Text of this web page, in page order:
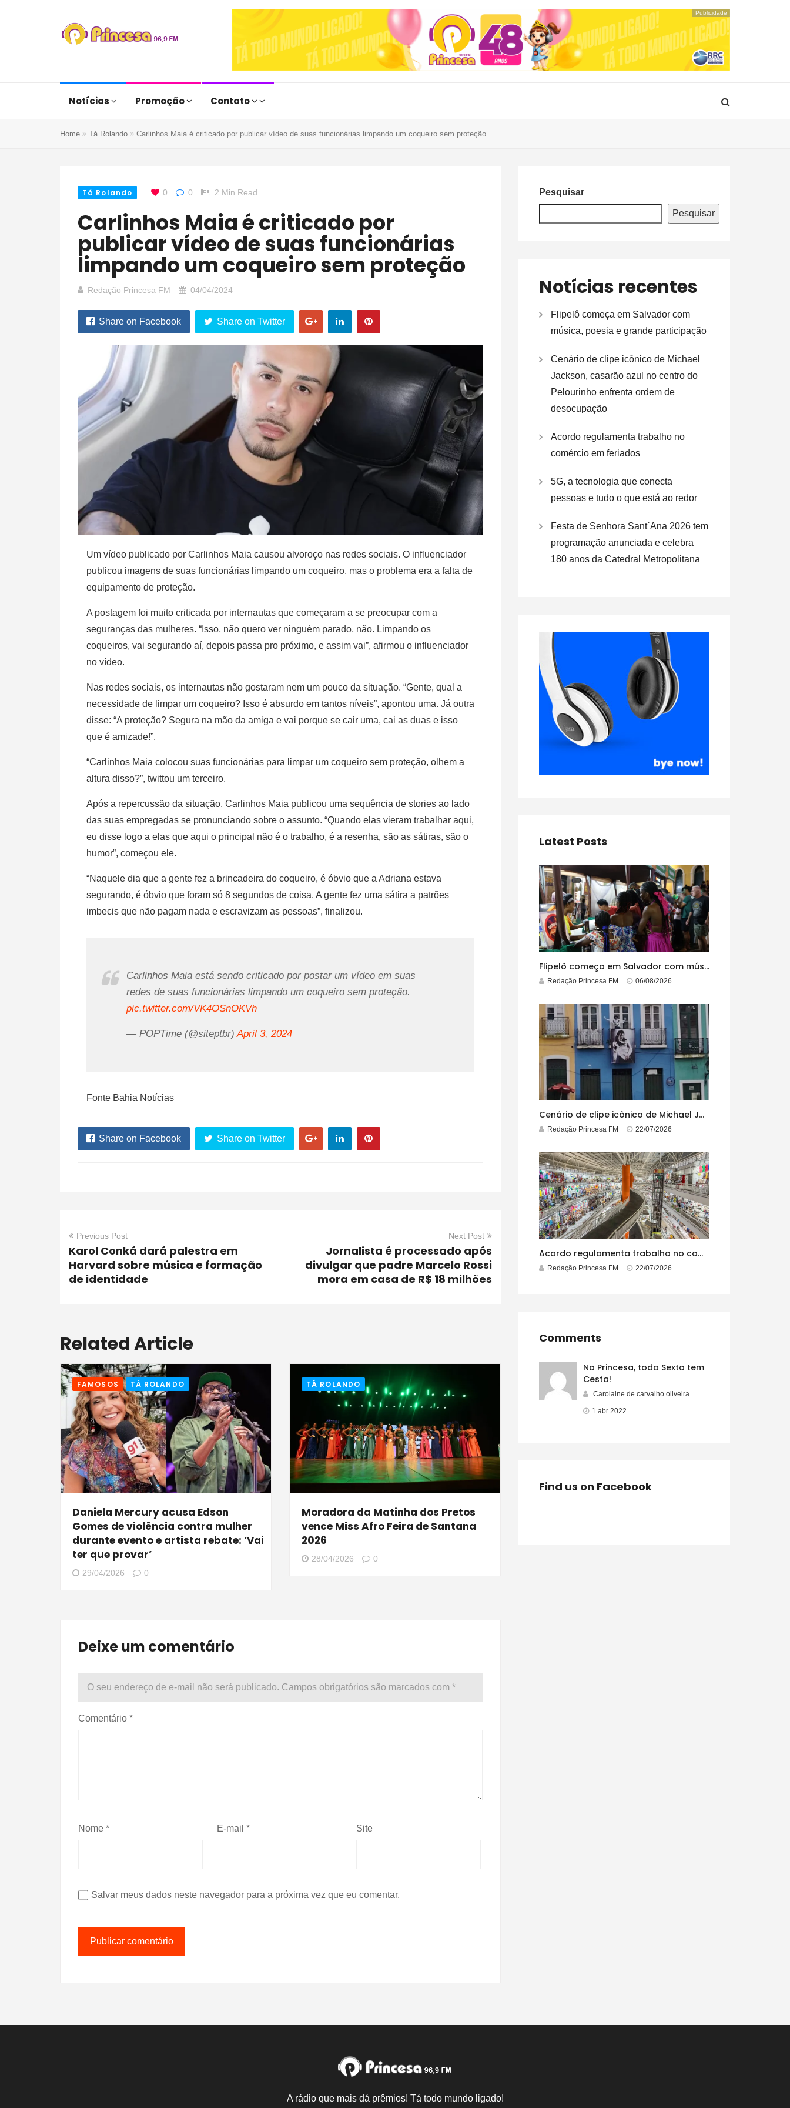
Publicidade
Notícias Promoção Contato
Home Tá Rolando Carlinhos Maia é criticado por publicar vídeo de suas funcionárias limpando um coqueiro sem proteção
Tá Rolando 0 0 2 Min Read
Carlinhos Maia é criticado por
publicar vídeo de suas funcionárias
limpando um coqueiro sem proteção
Redação Princesa FM 04/04/2024
Share on Facebook Share on Twitter
Um vídeo publicado por Carlinhos Maia causou alvoroço nas redes sociais. O influenciador
publicou imagens de suas funcionárias limpando um coqueiro, mas o problema era a falta de
equipamento de proteção.
A postagem foi muito criticada por internautas que começaram a se preocupar com a
seguranças das mulheres. “Isso, não quero ver ninguém parado, não. Limpando os
coqueiros, vai segurando aí, depois passa pro próximo, e assim vai”, afirmou o influenciador
no vídeo.
Nas redes sociais, os internautas não gostaram nem um pouco da situação. “Gente, qual a
necessidade de limpar um coqueiro? Isso é absurdo em tantos níveis”, apontou uma. Já outra
disse: “A proteção? Segura na mão da amiga e vai porque se cair uma, cai as duas e isso
que é amizade!”.
“Carlinhos Maia colocou suas funcionárias para limpar um coqueiro sem proteção, olhem a
altura disso?”, twittou um terceiro.
Após a repercussão da situação, Carlinhos Maia publicou uma sequência de stories ao lado
das suas empregadas se pronunciando sobre o assunto. “Quando elas vieram trabalhar aqui,
eu disse logo a elas que aqui o principal não é o trabalho, é a resenha, são as sátiras, são o
humor”, começou ele.
“Naquele dia que a gente fez a brincadeira do coqueiro, é óbvio que a Adriana estava
segurando, é óbvio que foram só 8 segundos de coisa. A gente fez uma sátira a patrões
imbecis que não pagam nada e escravizam as pessoas”, finalizou.
Carlinhos Maia está sendo criticado por postar um vídeo em suas
redes de suas funcionárias limpando um coqueiro sem proteção.
pic.twitter.com/VK4OSnOKVh
— POPTime (@siteptbr)April 3, 2024
Fonte Bahia Notícias
Share on Facebook Share on Twitter
Previous Post
Karol Conká dará palestra em
Harvard sobre música e formação
de identidade
Next Post
Jornalista é processado após
divulgar que padre Marcelo Rossi
mora em casa de R$ 18 milhões
Related Article
FAMOSOS TÁ ROLANDO
Daniela Mercury acusa Edson
Gomes de violência contra mulher
durante evento e artista rebate: ‘Vai
ter que provar’
29/04/2026 0
TÁ ROLANDO
Moradora da Matinha dos Pretos
vence Miss Afro Feira de Santana
2026
28/04/2026 0
Deixe um comentário
O seu endereço de e-mail não será publicado. Campos obrigatórios são marcados com *
Comentário *
Nome * E-mail* Site
Salvar meus dados neste navegador para a próxima vez que eu comentar.
Pesquisar
Pesquisar
Notícias recentes
Flipelô começa em Salvador com
música, poesia e grande participação
Cenário de clipe icônico de Michael
Jackson, casarão azul no centro do
Pelourinho enfrenta ordem de
desocupação
Acordo regulamenta trabalho no
comércio em feriados
5G, a tecnologia que conecta
pessoas e tudo o que está ao redor
Festa de Senhora Sant`Ana 2026 tem
programação anunciada e celebra
180 anos da Catedral Metropolitana
Latest Posts
Flipelô começa em Salvador com música, poesia e grande participação
Redação Princesa FM 06/08/2026
Cenário de clipe icônico de Michael Jackson, casarão azul no centro do Pelourinho enfrenta ordem de desocupação
Redação Princesa FM 22/07/2026
Acordo regulamenta trabalho no comércio em feriados
Redação Princesa FM 22/07/2026
Comments
Na Princesa, toda Sexta tem
Cesta!
Carolaine de carvalho oliveira
1 abr 2022
Find us on Facebook
A rádio que mais dá prêmios! Tá todo mundo ligado!